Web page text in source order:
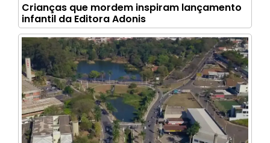
Crianças que mordem inspiram lançamento
infantil da Editora Adonis